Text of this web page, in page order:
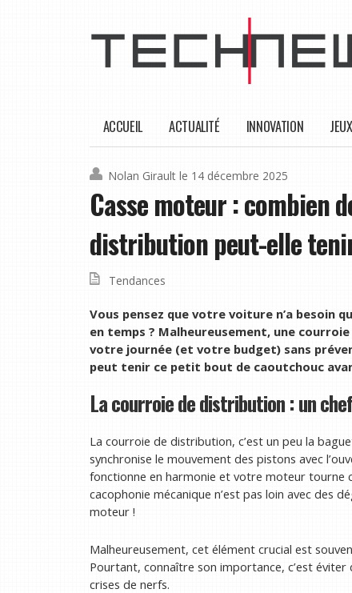
ACCUEIL ACTUALITÉ INNOVATION JEUX
Nolan Girault le 14 décembre 2025
Casse moteur : combien
distribution peut-elle
Tendances
Vous pensez que votre voiture n’a besoin
en temps ? Malheureusement, une
votre journée (et votre budget) sans
peut tenir ce petit bout de caoutchouc
La courroie de distribution : un
La courroie de distribution, c’est un peu la
synchronise le mouvement des pistons avec
fonctionne en harmonie et votre moteur tourne
cacophonie mécanique n’est pas loin avec des
moteur !
Malheureusement, cet élément crucial est
Pourtant, connaître son importance, c’est
crises de nerfs.